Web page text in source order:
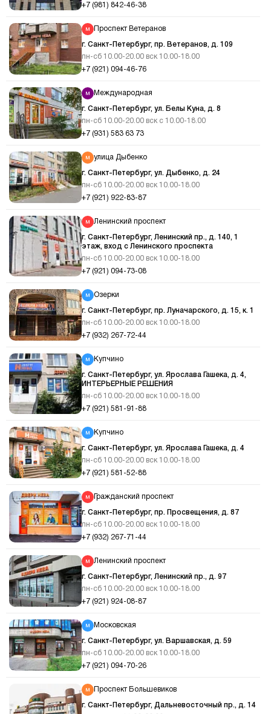
+7 (981) 842-46-38
Проспект Ветеранов
г. Санкт-Петербург, пр. Ветеранов, д. 109
пн-сб 10.00-20.00 вск 10.00-18.00
+7 (921) 094-46-76
Международная
г. Санкт-Петербург, ул. Белы Куна, д. 8
пн-сб 10.00-20.00 вск с 10.00-18.00
+7 (931) 583 63 73
улица Дыбенко
г. Санкт-Петербург, ул. Дыбенко, д. 24
пн-сб 10.00-20.00 вск 10.00-18.00
+7 (921) 922-83-87
Ленинский проспект
г. Санкт-Петербург, Ленинский пр., д. 140, 1
этаж, вход с Ленинского проспекта
пн-сб 10.00-20.00 вск 10.00-18.00
+7 (921) 094-73-08
Озерки
г. Санкт-Петербург, пр. Луначарского, д. 15, к. 1
пн-сб 10.00-20.00 вск 10.00-18.00
+7 (932) 267-72-44
Купчино
г. Санкт-Петербург, ул. Ярослава Гашека, д. 4,
ИНТЕРЬЕРНЫЕ РЕШЕНИЯ
пн-сб 10.00-20.00 вск 10.00-18.00
+7 (921) 581-91-88
Купчино
г. Санкт-Петербург, ул. Ярослава Гашека, д. 4
пн-сб 10.00-20.00 вск 10.00-18.00
+7 (921) 581-52-88
Гражданский проспект
г. Санкт-Петербург, пр. Просвещения, д. 87
пн-сб 10.00-20.00 вск 10.00-18.00
+7 (932) 267-71-44
Ленинский проспект
г. Санкт-Петербург, Ленинский пр., д. 97
пн-сб 10.00-20.00 вск 10.00-18.00
+7 (921) 924-08-87
Московская
г. Санкт-Петербург, ул. Варшавская, д. 59
пн-сб 10.00-20.00 вск 10.00-18.00
+7 (921) 094-70-26
Проспект Большевиков
г. Санкт-Петербург, Дальневосточный пр., д. 14